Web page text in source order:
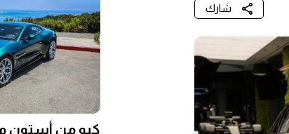
شارك
كيو من أستون